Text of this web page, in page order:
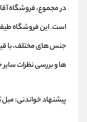
در مجموع، فروشگاه
است. این فروشگاه طیف
جنس های مختلف، با
ها و بررسی نظرات سایر
پیشنهاد خواندنی:مبل